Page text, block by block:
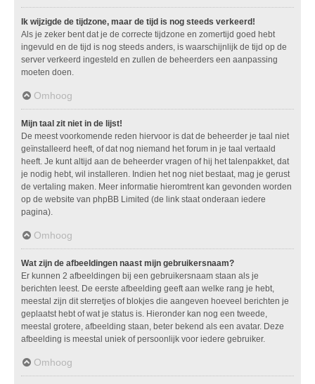
Ik wijzigde de tijdzone, maar de tijd is nog steeds verkeerd!
Als je zeker bent dat je de correcte tijdzone en zomertijd goed hebt
ingevuld en de tijd is nog steeds anders, is waarschijnlijk de tijd op de
server verkeerd ingesteld en zullen de beheerders een aanpassing
moeten doen.
Omhoog
Mijn taal zit niet in de lijst!
De meest voorkomende reden hiervoor is dat de beheerder je taal niet
geïnstalleerd heeft, of dat nog niemand het forum in je taal vertaald
heeft. Je kunt altijd aan de beheerder vragen of hij het talenpakket, dat
je nodig hebt, wil installeren. Indien het nog niet bestaat, mag je gerust
de vertaling maken. Meer informatie hieromtrent kan gevonden worden
op de website van phpBB Limited (de link staat onderaan iedere
pagina).
Omhoog
Wat zijn de afbeeldingen naast mijn gebruikersnaam?
Er kunnen 2 afbeeldingen bij een gebruikersnaam staan als je
berichten leest. De eerste afbeelding geeft aan welke rang je hebt,
meestal zijn dit sterretjes of blokjes die aangeven hoeveel berichten je
geplaatst hebt of wat je status is. Hieronder kan nog een tweede,
meestal grotere, afbeelding staan, beter bekend als een avatar. Deze
afbeelding is meestal uniek of persoonlijk voor iedere gebruiker.
Omhoog